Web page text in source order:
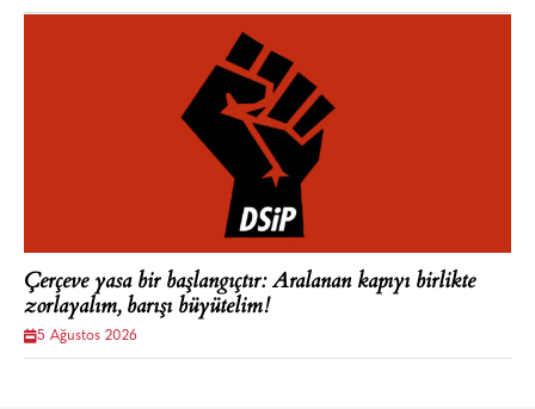
Çerçeve yasa bir başlangıçtır: Aralanan kapıyı birlikte
zorlayalım, barışı büyütelim!
5 Ağustos 2026